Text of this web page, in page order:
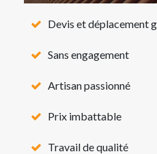
Devis et déplacement
Sans engagement
Artisan passionné
Prix imbattable
Travail de qualité